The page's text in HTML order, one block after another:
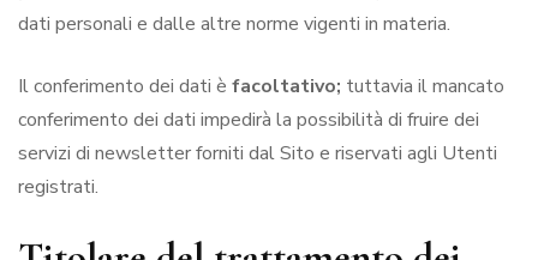
dati personali e dalle altre norme vigenti in materia.
Il conferimento dei dati è facoltativo; tuttavia il mancato
conferimento dei dati impedirà la possibilità di fruire dei
servizi di newsletter forniti dal Sito e riservati agli Utenti
registrati.